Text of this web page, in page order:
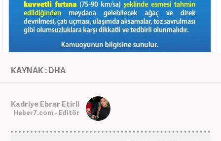
KAYNAK : DHA
Kadriye Ebrar Etirli
Haber7.com - Editör